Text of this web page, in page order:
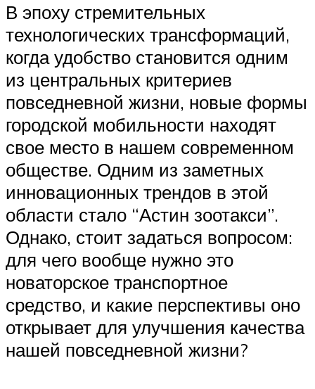
В эпоху стремительных
технологических трансформаций,
когда удобство становится одним
из центральных критериев
повседневной жизни, новые формы
городской мобильности находят
свое место в нашем современном
обществе. Одним из заметных
инновационных трендов в этой
области стало “Астин зоотакси”.
Однако, стоит задаться вопросом:
для чего вообще нужно это
новаторское транспортное
средство, и какие перспективы оно
открывает для улучшения качества
нашей повседневной жизни?